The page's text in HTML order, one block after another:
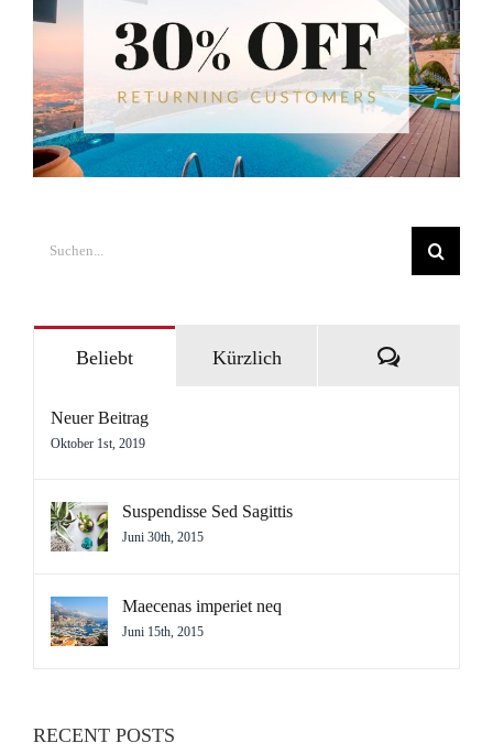
Suche
Beliebt Kürzlich
Neuer Beitrag
Oktober 1st, 2019
Suspendisse Sed Sagittis
Juni 30th, 2015
Maecenas imperiet neq
Juni 15th, 2015
RECENT POSTS